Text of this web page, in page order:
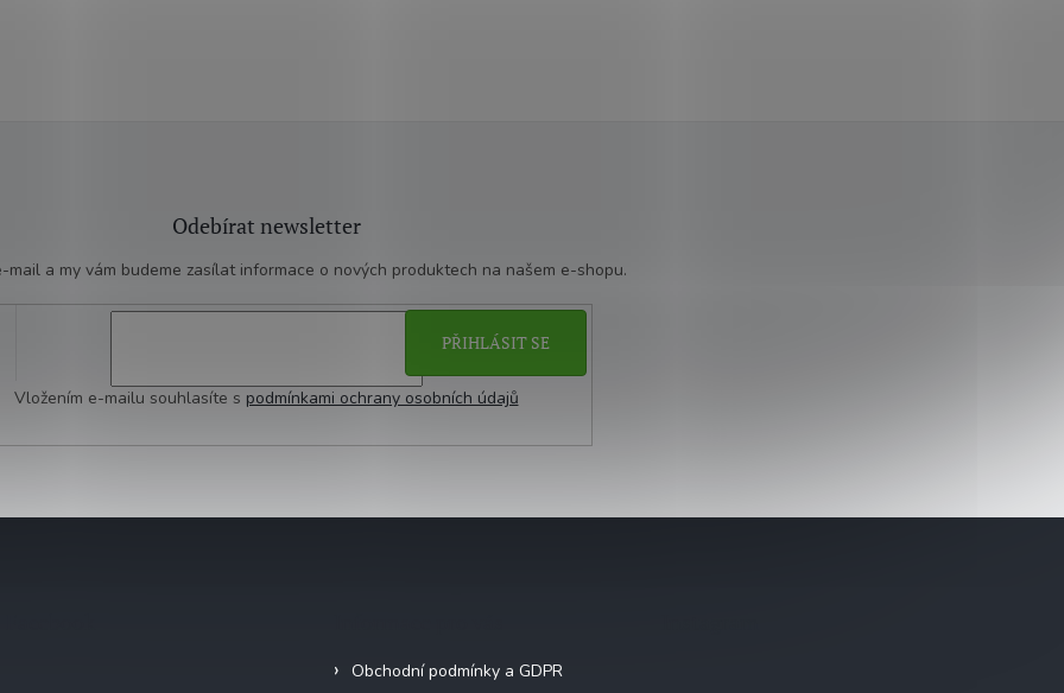
ý
p
i
u
Odebírat newsletter
mail a my vám budeme zasílat informace o nových produktech na našem e-shopu.
Vložením e-mailu souhlasíte s podmínkami ochrany osobních údajů
PŘIHLÁSIT SE
Obchodní podmínky a GDPR